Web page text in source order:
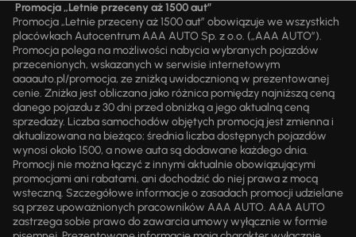
Promocja „Letnie przeceny aż 1500 aut”
Promocja „Letnie przeceny aż 1500 aut” obowiązuje we wszystkich
placówkach Autocentrum AAA AUTO Sp. z o.o. („AAA AUTO”).
Promocja polega na możliwości nabycia wybranych pojazdów
przecenionych, wskazanych w serwisie internetowym
aaaauto.pl/promocja, ze zniżką uwidocznioną w prezentowanej
cenie. Zniżka jest obliczana jako różnica pomiędzy najniższą ceną
danego pojazdu z 30 dni przed obniżką a jego aktualną ceną
sprzedaży. Liczba samochodów objętych promocją jest zmienna i
aktualizowana na bieżąco; średnia liczba dostępnych pojazdów
wynosi około 1500, a nowe auta są dodawane każdego dnia.
Promocji nie można łączyć z innymi aktualnie obowiązującymi
promocjami ani rabatami, ani dochodzić do niej prawa z mocą
wsteczną. Szczegółowe informacje o zasadach promocji udzielane
są przez upoważnionych pracowników AAA AUTO. AAA AUTO
zastrzega sobie prawo do zawarcia umowy wyłącznie w formie